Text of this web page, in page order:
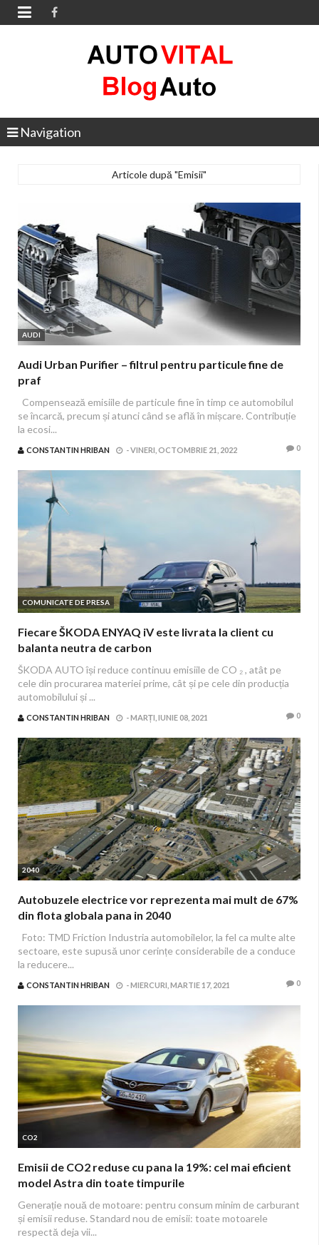

Navigation
Articole după "Emisii"
AUDI
Audi Urban Purifier – filtrul pentru particule fine de
praf
Compensează emisiile de particule fine în timp ce automobilul
se încarcă, precum și atunci când se află în mișcare. Contribuție
la ecosi...
CONSTANTIN HRIBAN -VINERI, OCTOMBRIE 21, 2022 0
COMUNICATE DE PRESA
Fiecare ŠKODA ENYAQ iV este livrata la client cu
balanta neutra de carbon
ŠKODA AUTO își reduce continuu emisiile de CO ₂ , atât pe
cele din procurarea materiei prime, cât și pe cele din producția
automobilului și ...
CONSTANTIN HRIBAN -MARȚI, IUNIE 08, 2021 0
2040
Autobuzele electrice vor reprezenta mai mult de 67%
din flota globala pana in 2040
Foto: TMD Friction Industria automobilelor, la fel ca multe alte
sectoare, este supusă unor cerințe considerabile de a conduce
la reducere...
CONSTANTIN HRIBAN -MIERCURI, MARTIE 17, 2021 0
CO2
Emisii de CO2 reduse cu pana la 19%: cel mai eficient
model Astra din toate timpurile
Generație nouă de motoare: pentru consum minim de carburant
și emisii reduse. Standard nou de emisii: toate motoarele
respectă deja vii...